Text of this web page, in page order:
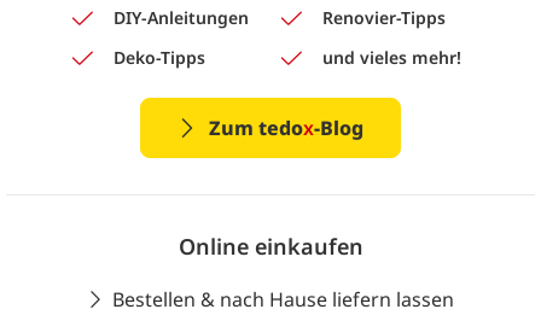
DIY-Anleitungen
Renovier-Tipps
Deko-Tipps
und vieles mehr!
Zum tedox-Blog
Online einkaufen
Bestellen & nach Hause liefern lassen